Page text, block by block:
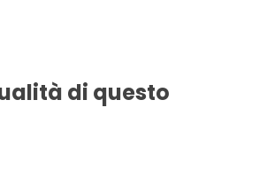
di questo